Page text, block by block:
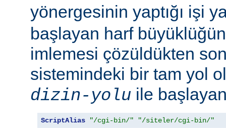
yönergesinin yaptığı işi
başlayan harf
imlemesi çözüldükten
sistemindeki bir tam yol
dizin-yolu ile
ScriptAlias "/cgi-bin/" "/siteler/cgi-bin/"